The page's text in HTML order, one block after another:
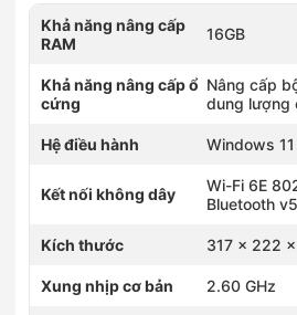
Khả năng nâng cấp
RAM
16GB
Khả năng nâng cấp ổ
cứng
Nâng cấp
dung lượng
Hệ điều hành Windows
Kết nối không dây
Wi-Fi 6E
Bluetooth
Kích thước 317 x 222
Xung nhịp cơ bản 2.60 GHz